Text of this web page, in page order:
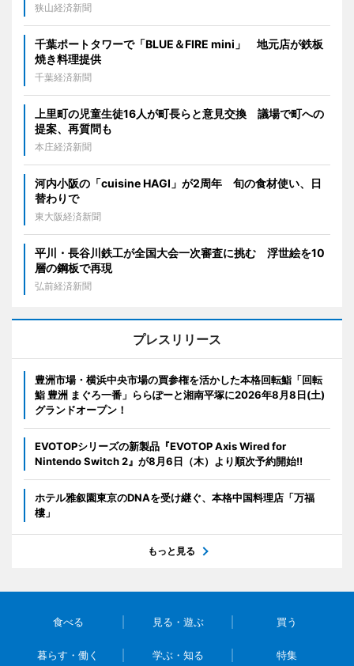
狭山経済新聞
千葉ポートタワーで「BLUE＆FIRE mini」 地元店が鉄板
焼き料理提供
千葉経済新聞
上里町の児童生徒16人が町長らと意見交換 議場で町への
提案、再質問も
本庄経済新聞
河内小阪の「cuisine HAGI」が2周年 旬の食材使い、日
替わりで
東大阪経済新聞
平川・長谷川鉄工が全国大会一次審査に挑む 浮世絵を10
層の鋼板で再現
弘前経済新聞
プレスリリース
豊洲市場・横浜中央市場の買参権を活かした本格回転鮨「回転
鮨 豊洲 まぐろ一番」ららぽーと湘南平塚に2026年8月8日(土)
グランドオープン！
EVOTOPシリーズの新製品『EVOTOP Axis Wired for
Nintendo Switch 2』が8月6日（木）より順次予約開始!!
ホテル雅叙園東京のDNAを受け継ぐ、本格中国料理店「万福
樓」
もっと見る
食べる 見る・遊ぶ 買う
暮らす・働く 学ぶ・知る 特集